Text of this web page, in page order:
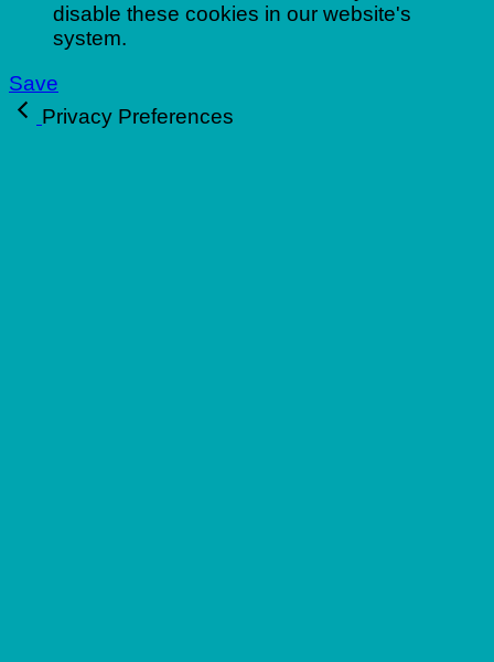
disable these cookies in our website's
system.
Save
Privacy Preferences